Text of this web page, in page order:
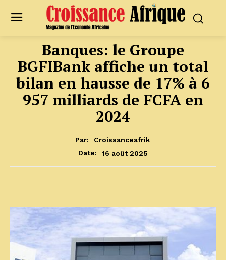
Banques: le Groupe
BGFIBank affiche un total
bilan en hausse de 17% à 6
957 milliards de FCFA en
2024
Par:
Croissanceafrik
Date:
16 août 2025